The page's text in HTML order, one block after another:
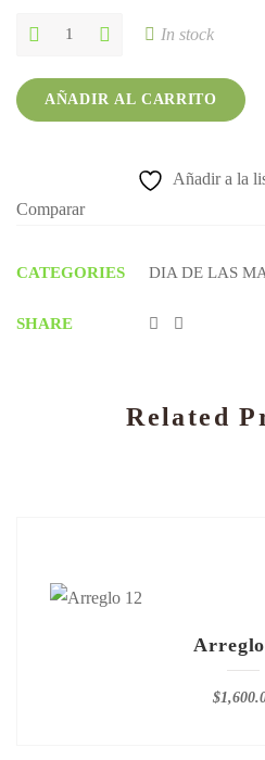
bouquet
In stock
AÑADIR AL CARRITO
Añadir a la
Comparar
CATEGORIES DIA DE LAS
SHARE
Related
$